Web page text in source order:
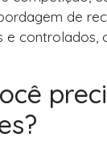
de
e controlados,